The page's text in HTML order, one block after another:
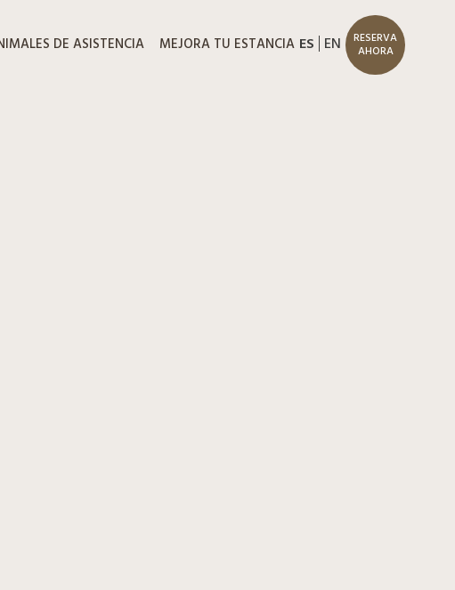
DE ASISTENCIA MEJORA TU ESTANCIA ES EN RESERVA
AHORA